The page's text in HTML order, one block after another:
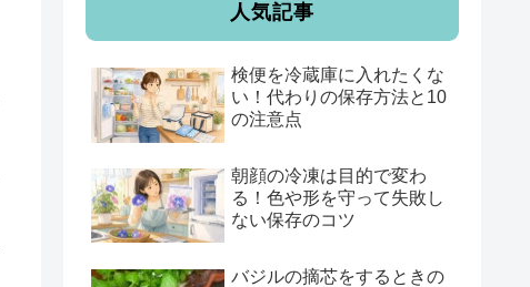
人気記事
検便を冷蔵庫に入れたくな
い！代わりの保存方法と10
の注意点
朝顔の冷凍は目的で変わ
る！色や形を守って失敗し
ない保存のコツ
バジルの摘芯をするときの